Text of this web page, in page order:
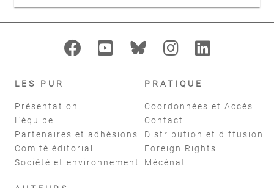
LES PUR
Présentation
L'équipe
Partenaires et adhésions
Comité éditorial
Société et environnement
PRATIQUE
Coordonnées et Accès
Contact
Distribution et diffusion
Foreign Rights
Mécénat